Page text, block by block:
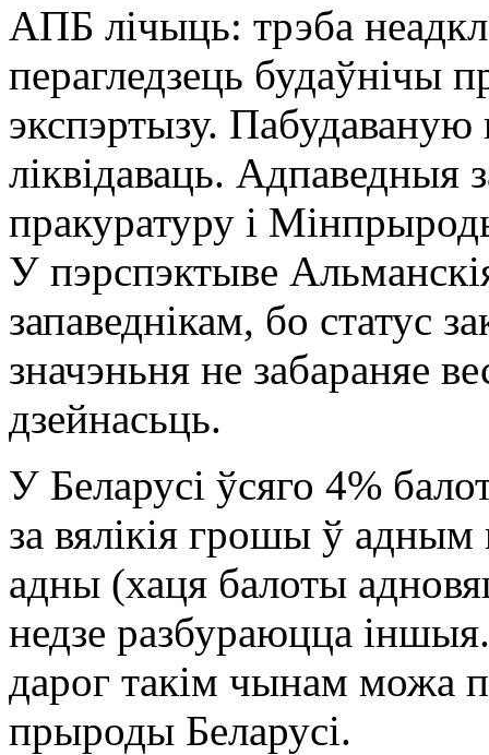
АПБ лічыць: трэба
перагледзець будаўнічы
экспэртызу. Пабудаваную
ліквідаваць. Адпаведныя
пракуратуру і
У пэрспэктыве
запаведнікам, бо статус
значэньня не забараняе
дзейнасьць.
У Беларусі ўсяго 4%
за вялікія грошы ў
адны (хаця балоты
недзе разбураюцца
дарог такім чынам можа
прыроды Беларусі.